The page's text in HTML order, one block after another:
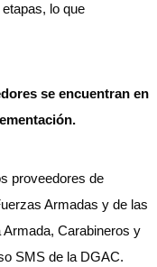
lo que
se encuentran en
proveedores de
Armadas y de las
Carabineros y
SMS de la DGAC.